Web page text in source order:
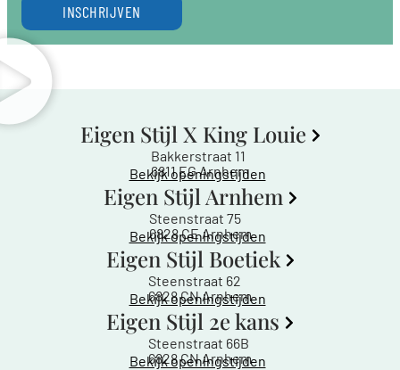
INSCHRIJVEN
Eigen Stijl X King Louie
Bakkerstraat 11
6811 EG Arnhem
Bekijk openingstijden
Eigen Stijl Arnhem
Steenstraat 75
6828 CE Arnhem
Bekijk openingstijden
Eigen Stijl Boetiek
Steenstraat 62
6828 CN Arnhem
Bekijk openingstijden
Eigen Stijl 2e kans
Steenstraat 66B
6828 CN Arnhem
Bekijk openingstijden